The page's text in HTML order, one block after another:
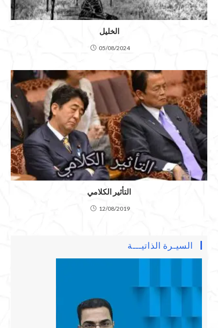
الخليل
05/08/2024
التأثير الكلامي
12/08/2019
السيـرة الذاتيـــة